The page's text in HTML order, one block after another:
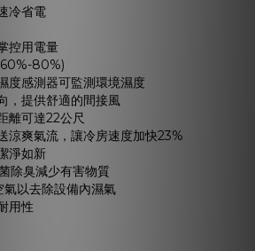
冷省電
控用電量
80%)
度感測器可監測環境濕度
，提供舒適的間接風
離可達22公尺
涼爽氣流，讓冷房速度加快23%
淨如新
除臭減少有害物質
以去除設備內濕氣
用性